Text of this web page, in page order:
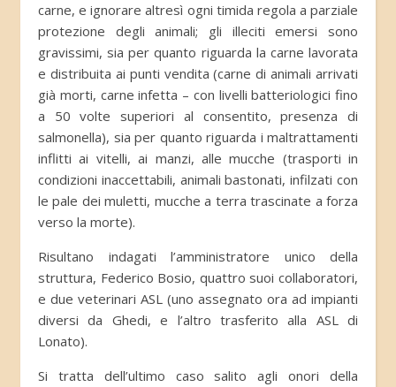
carne, e ignorare altresì ogni timida regola a parziale
protezione degli animali; gli illeciti emersi sono
gravissimi, sia per quanto riguarda la carne lavorata
e distribuita ai punti vendita (carne di animali arrivati
già morti, carne infetta – con livelli batteriologici fino
a 50 volte superiori al consentito, presenza di
salmonella), sia per quanto riguarda i maltrattamenti
inflitti ai vitelli, ai manzi, alle mucche (trasporti in
condizioni inaccettabili, animali bastonati, infilzati con
le pale dei muletti, mucche a terra trascinate a forza
verso la morte).
Risultano indagati l’amministratore unico della
struttura, Federico Bosio, quattro suoi collaboratori,
e due veterinari ASL (uno assegnato ora ad impianti
diversi da Ghedi, e l’altro trasferito alla ASL di
Lonato).
Si tratta dell’ultimo caso salito agli onori della